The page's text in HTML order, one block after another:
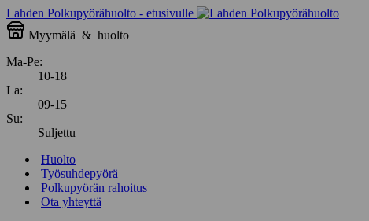
Lahden Polkupyörähuolto - etusivulle
Myymälä & huolto
Ma-Pe:
10-18
La:
09-15
Su:
Suljettu
Huolto
Työsuhdepyörä
Polkupyörän rahoitus
Ota yhteyttä